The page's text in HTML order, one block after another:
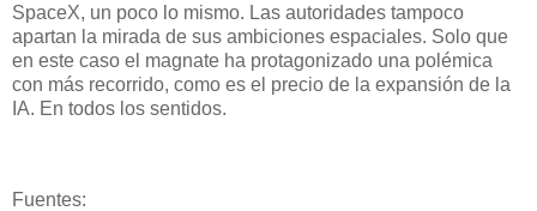
SpaceX, un poco lo mismo. Las autoridades tampoco
apartan la mirada de sus ambiciones espaciales. Solo que
en este caso el magnate ha protagonizado una polémica
con más recorrido, como es el precio de la expansión de la
IA. En todos los sentidos.
Fuentes: